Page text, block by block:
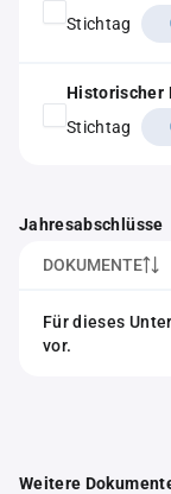
Stichtag
Historischer
Stichtag
Jahresabschlüsse
DOKUMENTE
Für dieses
vor.
Weitere